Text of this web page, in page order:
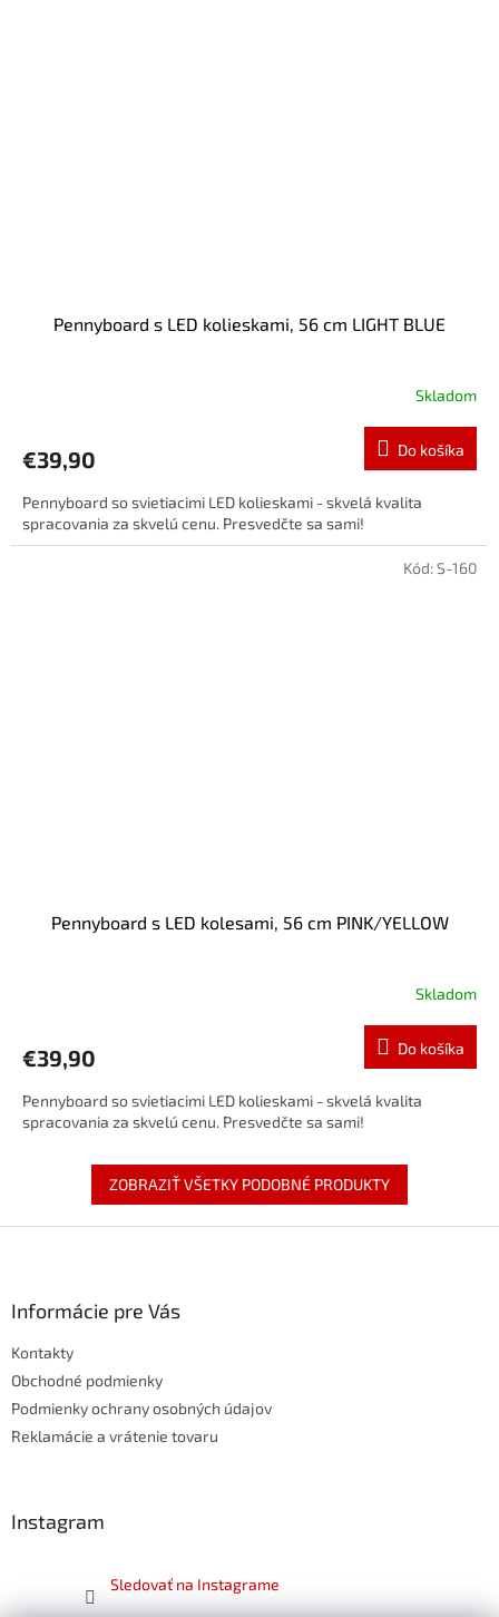
Pennyboard s LED kolieskami, 56 cm LIGHT BLUE
Skladom
€39,90 Do košíka
Pennyboard so svietiacimi LED kolieskami - skvelá kvalita
spracovania za skvelú cenu. Presvedčte sa sami!
Pennyboard s LED kolesami, 56 cm PINK/YELLOW
Skladom
€39,90 Do košíka
Pennyboard so svietiacimi LED kolieskami - skvelá kvalita
spracovania za skvelú cenu. Presvedčte sa sami!
Kód:S-160
ZOBRAZIŤ VŠETKY PODOBNÉ PRODUKTY
Informácie pre Vás
Kontakty
Obchodné podmienky
Podmienky ochrany osobných údajov
Reklamácie a vrátenie tovaru
Instagram
Sledovať na Instagrame